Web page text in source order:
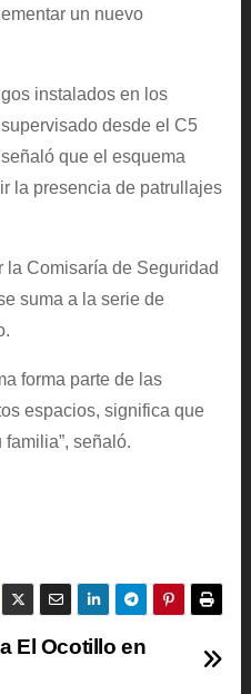
un nuevo
instalados en los
desde el C5
que el esquema
la presencia de patrullajes
la Comisaría de Seguridad
suma a la serie de
forma parte de las
espacios, significa que
señaló.
El Ocotillo en